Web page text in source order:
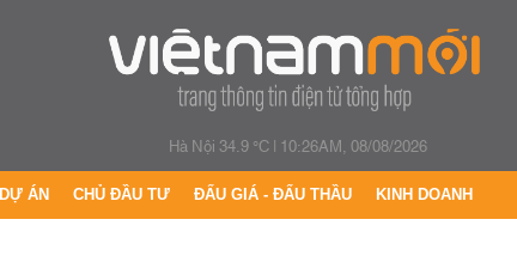
Hà Nội 34.9 °C| 10:26AM, 08/08/2026
DỰ ÁN CHỦ ĐẦU TƯ ĐẤU GIÁ - ĐẤU THẦU KINH DOANH